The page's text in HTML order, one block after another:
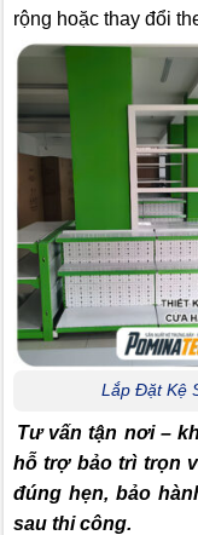
rộng hoặc thay đổi
Lắp Đặt Kệ
Tư vấn tận nơi –
hỗ trợ bảo trì trọn
đúng hẹn, bảo
sau thi công.